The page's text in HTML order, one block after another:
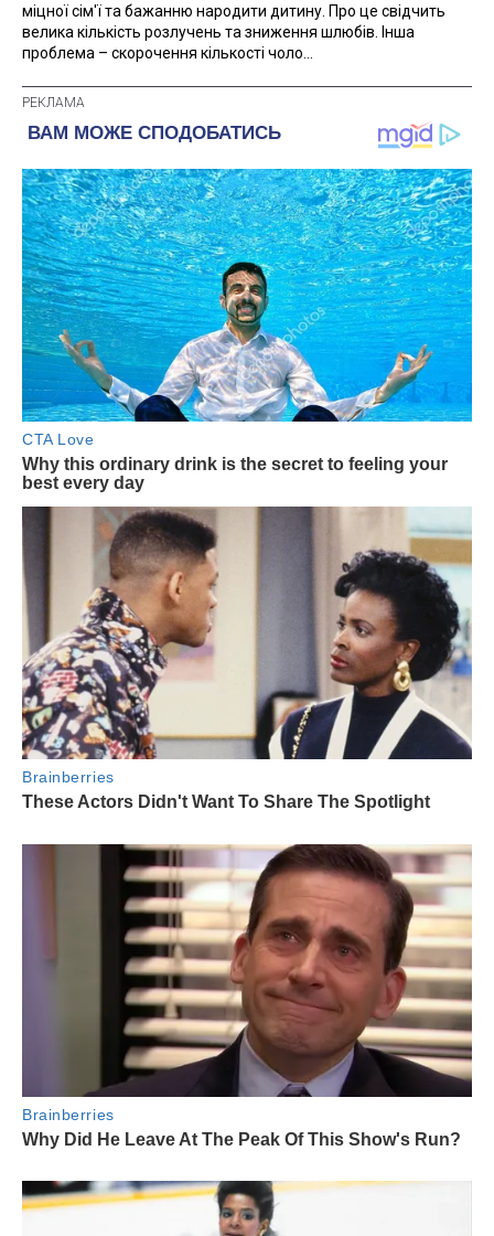
міцної сім'ї та бажанню народити дитину. Про це свідчить
велика кількість розлучень та зниження шлюбів. Інша
проблема – скорочення кількості чоло...